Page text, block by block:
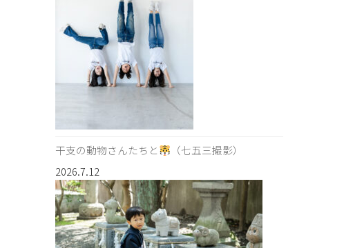
干支の動物さんたちと
（七五三撮影）
2026.7.12